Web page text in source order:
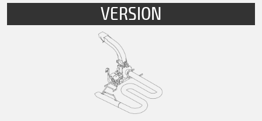
VERSION